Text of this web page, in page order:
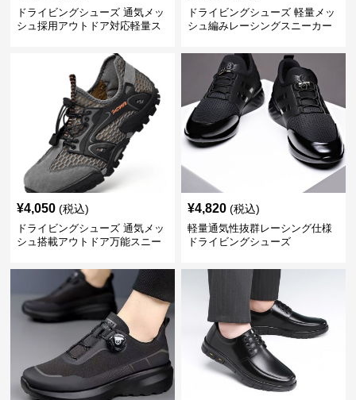
ドライビングシューズ 通気メッ
シュ採用アウトドア対応軽量ス
ドライビングシューズ 軽量メッ
シュ編みレーシングスニーカー
¥4,050 (税込)
ドライビングシューズ 通気メッ
シュ搭載アウトドア万能スニー
¥4,820 (税込)
軽量通気性抜群レーシング仕様
ドライビングシューズ